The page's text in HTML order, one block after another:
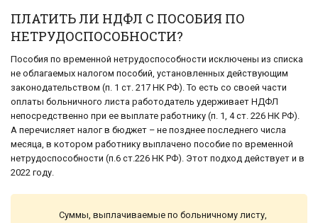
ПЛАТИТЬ ЛИ НДФЛ С ПОСОБИЯ ПО
НЕТРУДОСПОСОБНОСТИ?
Пособия по временной нетрудоспособности исключены из списка
не облагаемых налогом пособий, установленных действующим
законодательством (п. 1 ст. 217 НК РФ). То есть со своей части
оплаты больничного листа работодатель удерживает НДФЛ
непосредственно при ее выплате работнику (п. 1, 4 ст. 226 НК РФ).
А перечисляет налог в бюджет – не позднее последнего числа
месяца, в котором работнику выплачено пособие по временной
нетрудоспособности (п.6 ст.226 НК РФ). Этот подход действует и в
2022 году.
Суммы, выплачиваемые по больничному листу,